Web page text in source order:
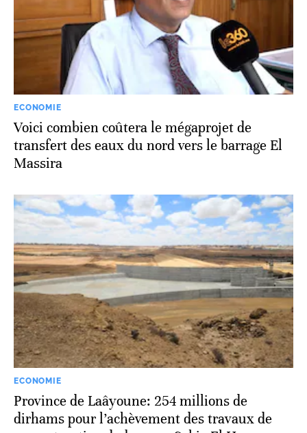
ECONOMIE
Voici combien coûtera le mégaprojet de
transfert des eaux du nord vers le barrage El
Massira
ECONOMIE
Province de Laâyoune: 254 millions de
dirhams pour l’achèvement des travaux de